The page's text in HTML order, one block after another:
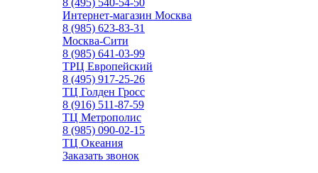
8 (495) 540-54-50
Интернет-магазин Москва
8 (985) 623-83-31
Москва-Сити
8 (985) 641-03-99
ТРЦ Европейский
8 (495) 917-25-26
ТЦ Голден Гросс
8 (916) 511-87-59
ТЦ Метрополис
8 (985) 090-02-15
ТЦ Океания
Заказать звонок